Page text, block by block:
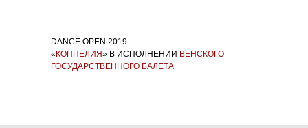
DANCE OPEN 2019:
« КОППЕЛИЯ» В ИСПОЛНЕНИИ ВЕНСКОГО
ГОСУДАРСТВЕННОГО БАЛЕТА